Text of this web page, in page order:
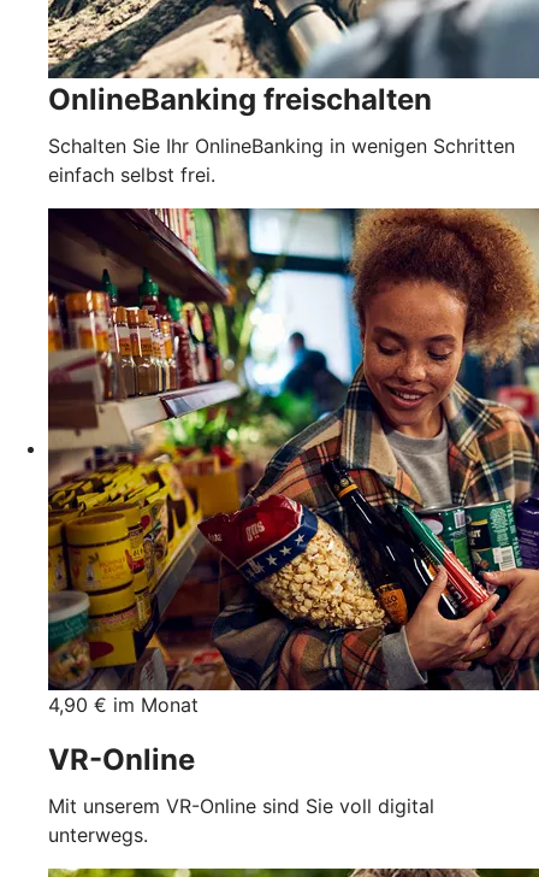
OnlineBanking freischalten
Schalten Sie Ihr OnlineBanking in wenigen Schritten
einfach selbst frei.
4,90 € im Monat
VR-Online
Mit unserem VR-Online sind Sie voll digital
unterwegs.